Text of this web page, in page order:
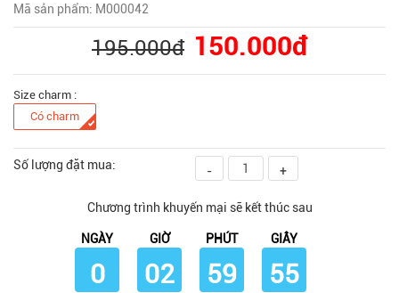
Mã sản phẩm: M000042
195.000đ 150.000đ
Size charm :
Có charm
Số lượng đặt mua: - +
Chương trình khuyến mại sẽ kết thúc sau
NGÀY
0
GIỜ
02
PHÚT
59
GIÂY
54